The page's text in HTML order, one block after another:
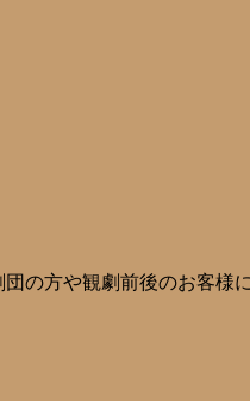
の方や観劇前後のお客様